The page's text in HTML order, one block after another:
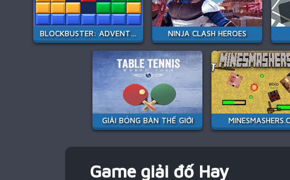
BLOCKBUSTER: ADVENTURES PUZZLE NINJA CLASH HEROES
GIẢI BÓNG BÀN THẾ GIỚI
Game giải đố Hay